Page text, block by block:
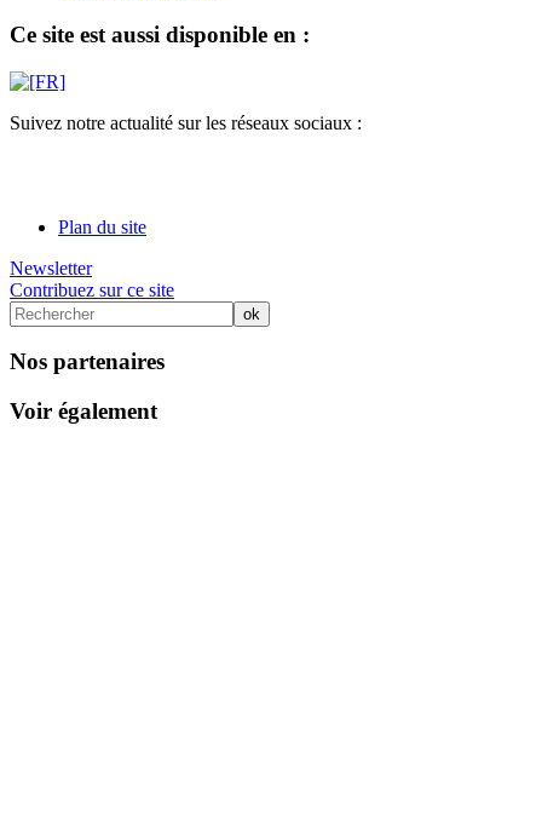
Ce site est aussi disponible en :
Suivez notre actualité sur les réseaux sociaux :
Plan du site
Newsletter
Contribuez sur ce site
Nos partenaires
Voir également